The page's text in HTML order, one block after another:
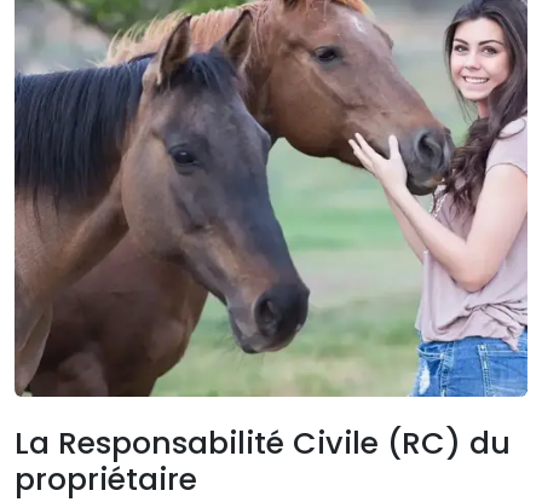
La Responsabilité Civile (RC) du
propriétaire